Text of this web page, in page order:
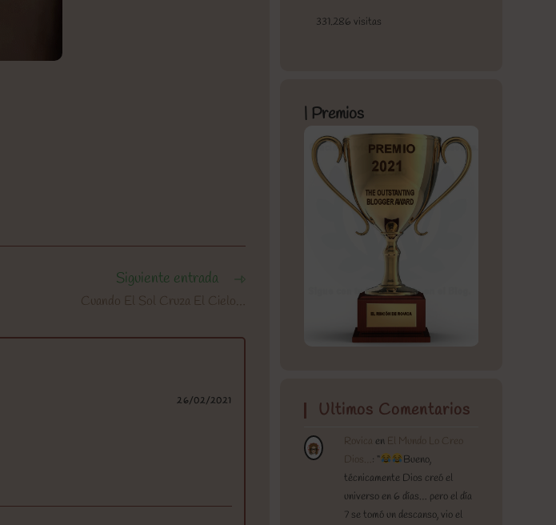
Siguiente entrada
Cuando El Sol Cruza El Cielo…
26/02/2021
331.286 visitas
| Premios
Ultimos Comentarios
Rovica en El Mundo Lo Creo
Dios… : “
Bueno,
técnicamente Dios creó el
universo en 6 días… pero el día
7 se tomó un descanso, vio el